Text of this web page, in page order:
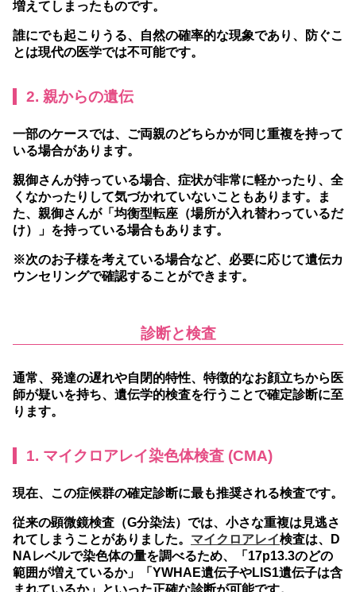
増えてしまったものです。
誰にでも起こりうる、自然の確率的な現象であり、防ぐこ
とは現代の医学では不可能です。
2. 親からの遺伝
一部のケースでは、ご両親のどちらかが同じ重複を持って
いる場合があります。
親御さんが持っている場合、症状が非常に軽かったり、全
くなかったりして気づかれていないこともあります。ま
た、親御さんが「均衡型転座（場所が入れ替わっているだ
け）」を持っている場合もあります。
※次のお子様を考えている場合など、必要に応じて遺伝カ
ウンセリングで確認することができます。
診断と検査
通常、発達の遅れや自閉的特性、特徴的なお顔立ちから医
師が疑いを持ち、遺伝学的検査を行うことで確定診断に至
ります。
1. マイクロアレイ染色体検査 (CMA)
現在、この症候群の確定診断に最も推奨される検査です。
従来の顕微鏡検査（G分染法）では、小さな重複は見逃さ
れてしまうことがありました。 マイクロアレイ検査は、D
NAレベルで染色体の量を調べるため、「17p13.3のどの
範囲が増えているか」「YWHAE遺伝子やLIS1遺伝子は含
まれているか」といった正確な診断が可能です。